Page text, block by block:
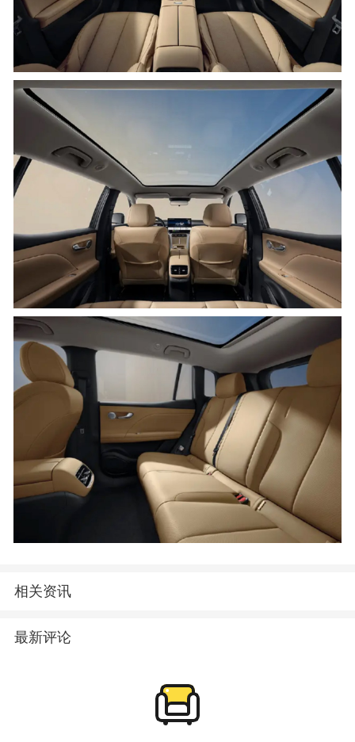
相关资讯
最新评论